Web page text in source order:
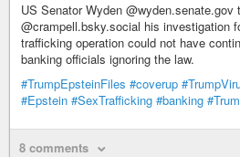
US Senator Wyden @wyden.senate.gov
@crampell.bsky.social his investigation
trafficking operation could not have
banking officials ignoring the law.
#TrumpEpsteinFiles #coverup
#Epstein #SexTrafficking #banking
8 comments